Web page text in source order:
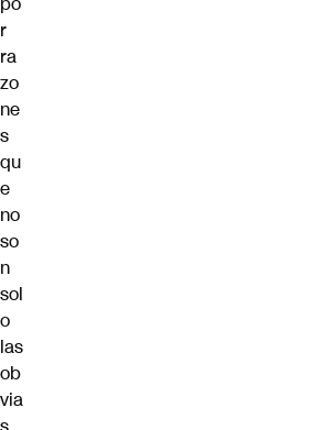
r
ra
zo
ne
s
qu
e
no
so
n
sol
o
las
ob
via